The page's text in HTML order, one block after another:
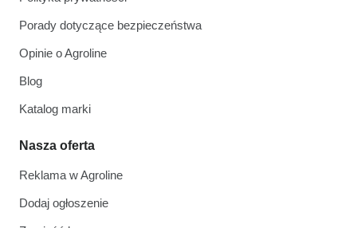
Porady dotyczące bezpieczeństwa
Opinie o Agroline
Blog
Katalog marki
Nasza oferta
Reklama w Agroline
Dodaj ogłoszenie